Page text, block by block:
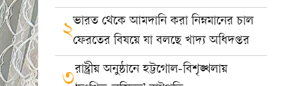
২ভারত থেকে আমদানি করা নিম্নমানের চাল
ফেরতের বিষয়ে যা বলছে খাদ্য অধিদপ্তর
৩রাষ্ট্রীয় অনুষ্ঠানে হট্টগোল-বিশৃঙ্খলায়